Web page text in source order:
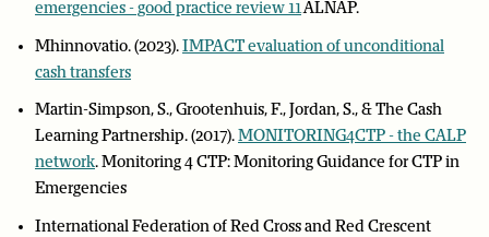
emergencies - good practice review 11ALNAP.
Mhinnovatio. (2023).IMPACT evaluation of unconditional
cash transfers
Martin-Simpson, S., Grootenhuis, F., Jordan, S., & The Cash
Learning Partnership. (2017).MONITORING4CTP - the CALP
network. Monitoring 4 CTP: Monitoring Guidance for CTP in
Emergencies
International Federation of Red Cross and Red Crescent